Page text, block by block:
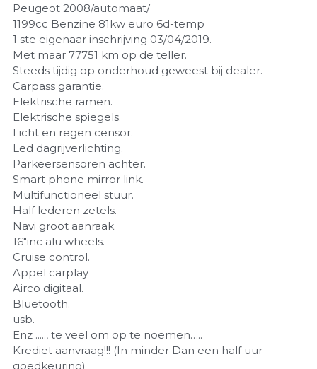
Peugeot 2008/automaat/
1199cc Benzine 81kw euro 6d-temp
1 ste eigenaar inschrijving 03/04/2019.
Met maar 77751 km op de teller.
Steeds tijdig op onderhoud geweest bij dealer.
Carpass garantie.
Elektrische ramen.
Elektrische spiegels.
Licht en regen censor.
Led dagrijverlichting.
Parkeersensoren achter.
Smart phone mirror link.
Multifunctioneel stuur.
Half lederen zetels.
Navi groot aanraak.
16"inc alu wheels.
Cruise control.
Appel carplay
Airco digitaal.
Bluetooth.
usb.
Enz ....., te veel om op te noemen…..
Krediet aanvraag!!! (In minder Dan een half uur
goedkeuring)